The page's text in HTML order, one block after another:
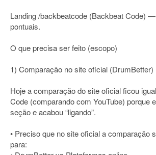
Landing /backbeatcode (Backbeat Code)
pontuais.
O que precisa ser feito (escopo)
1) Comparação no site oficial (DrumBetter)
Hoje a comparação do site oficial ficou
Code (comparando com YouTube) porque
seção e acabou “ligando”.
• Preciso que no site oficial a comparação
para: